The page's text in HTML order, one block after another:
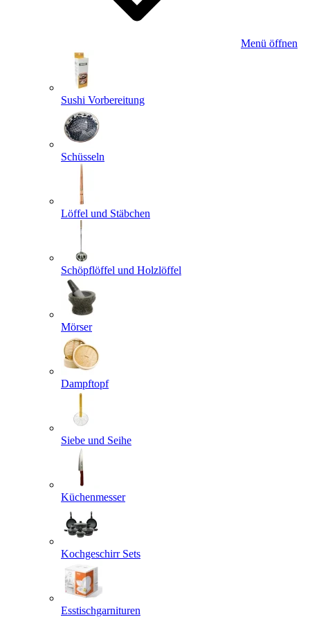
Menü öffnen
Sushi Vorbereitung
Schüsseln
Löffel und Stäbchen
Schöpflöffel und Holzlöffel
Mörser
Dampftopf
Siebe und Seihe
Küchenmesser
Kochgeschirr Sets
Esstischgarnituren